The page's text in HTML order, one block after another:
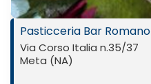
Pasticceria Bar Romano
Via Corso Italia n.35/37
Meta (NA)